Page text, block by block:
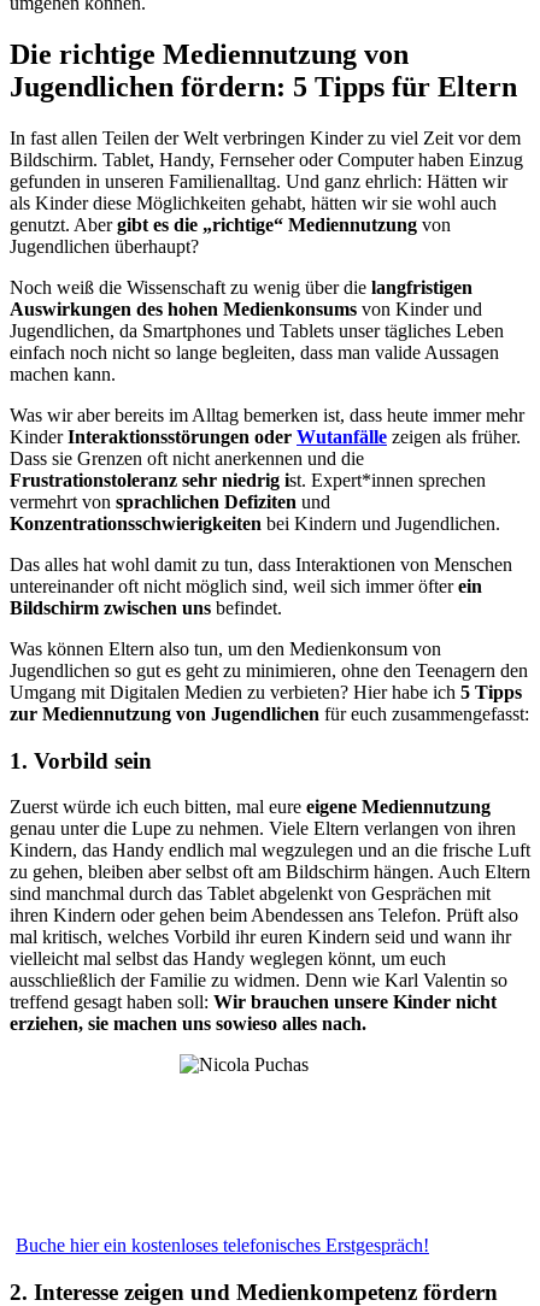
Die richtige Mediennutzung von
Jugendlichen fördern: 5 Tipps für Eltern
In fast allen Teilen der Welt verbringen Kinder zu viel Zeit vor dem
Bildschirm. Tablet, Handy, Fernseher oder Computer haben Einzug
gefunden in unseren Familienalltag. Und ganz ehrlich: Hätten wir
als Kinder diese Möglichkeiten gehabt, hätten wir sie wohl auch
genutzt. Abergibt es die „richtige“ Mediennutzung von
Jugendlichen überhaupt?
Noch weiß die Wissenschaft zu wenig über die langfristigen
Auswirkungen des hohen Medienkonsums von Kinder und
Jugendlichen, da Smartphones und Tablets unser tägliches Leben
einfach noch nicht so lange begleiten, dass man valide Aussagen
machen kann.
Was wir aber bereits im Alltag bemerken ist, dass heute immer mehr
KinderInteraktionsstörungen oder Wutanfälle zeigen als früher.
Dass sie Grenzen oft nicht anerkennen und die
Frustrationstoleranz sehr niedrig ist. Expert*innen sprechen
vermehrt von sprachlichen Defiziten und
Konzentrationsschwierigkeiten bei Kindern und Jugendlichen.
Das alles hat wohl damit zu tun, dass Interaktionen von Menschen
untereinander oft nicht möglich sind, weil sich immer öfterein
Bildschirm zwischen uns befindet.
Was können Eltern also tun, um den Medienkonsum von
Jugendlichen so gut es geht zu minimieren, ohne den Teenagern den
Umgang mit Digitalen Medien zu verbieten? Hier habe ich 5 Tipps
zur Mediennutzung von Jugendlichen für euch zusammengefasst:
1. Vorbild sein
Zuerst würde ich euch bitten, mal eure eigene Mediennutzung
genau unter die Lupe zu nehmen. Viele Eltern verlangen von ihren
Kindern, das Handy endlich mal wegzulegen und an die frische Luft
zu gehen, bleiben aber selbst oft am Bildschirm hängen. Auch Eltern
sind manchmal durch das Tablet abgelenkt von Gesprächen mit
ihren Kindern oder gehen beim Abendessen ans Telefon. Prüft also
mal kritisch, welches Vorbild ihr euren Kindern seid und wann ihr
vielleicht mal selbst das Handy weglegen könnt, um euch
ausschließlich der Familie zu widmen. Denn wie Karl Valentin so
treffend gesagt haben soll: Wir brauchen unsere Kinder nicht
erziehen, sie machen uns sowieso alles nach.
Buche hier ein kostenloses telefonisches Erstgespräch!
2. Interesse zeigen und Medienkompetenz fördern